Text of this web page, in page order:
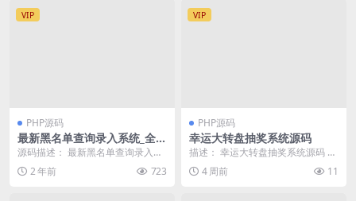
VIP
PHP源码
最新黑名单查询录入系统_全开
源源码
源码描述： 最新黑名单查询录入系
统_全开源源码 前端html 后端layui
操...2 年前 723
VIP
PHP源码
幸运大转盘抽奖系统源码
描述： 幸运大转盘抽奖系统源码 包
含用户注册/登录前台 4个滚轮游戏
页 新增游戏...
4 周前 11